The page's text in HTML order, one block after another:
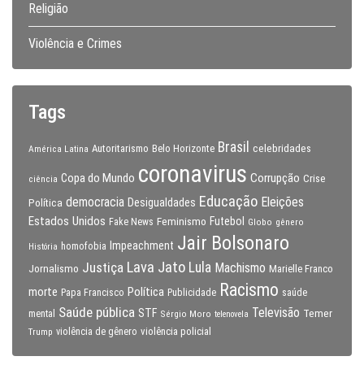
Religião
Violência e Crimes
Tags
América Latina Autoritarismo Belo Horizonte Brasil celebridades
ciência Copa do Mundo coronavirus Corrupção Crise
Política democracia Desigualdades Educação Eleições
Estados Unidos Fake News Feminismo Futebol Globo gênero
História homofobia Impeachment Jair Bolsonaro
Jornalismo Justiça Lava Jato Lula Machismo Marielle Franco
morte Papa Francisco Política Publicidade Racismo saúde
mental
Saúde pública STF Sérgio Moro telenovela Televisão Temer
Trump violência de gênero violência policial